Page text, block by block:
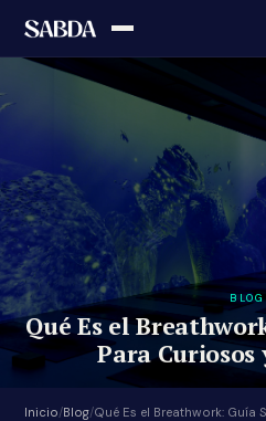
BLOG
Qué Es el
Para Curiosos
Inicio/Blog/